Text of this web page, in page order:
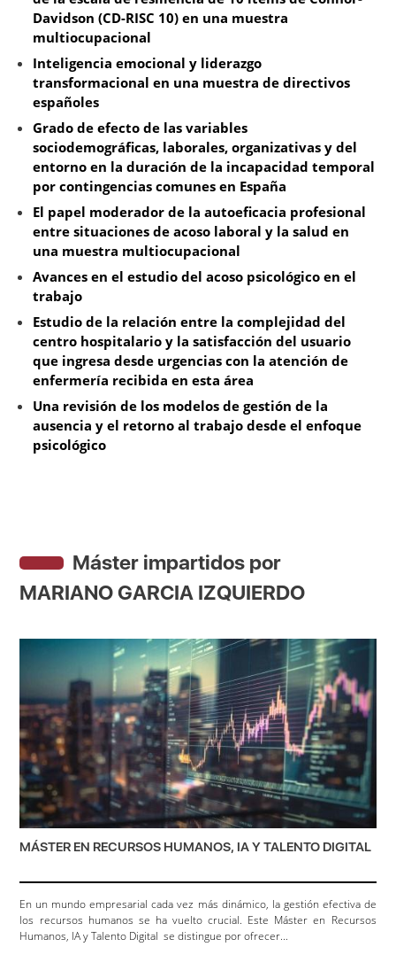
Davidson (CD-RISC 10) en una muestra
multiocupacional
Inteligencia emocional y liderazgo
transformacional en una muestra de directivos
españoles
Grado de efecto de las variables
sociodemográficas, laborales, organizativas y del
entorno en la duración de la incapacidad temporal
por contingencias comunes en España
El papel moderador de la autoeficacia profesional
entre situaciones de acoso laboral y la salud en
una muestra multiocupacional
Avances en el estudio del acoso psicológico en el
trabajo
Estudio de la relación entre la complejidad del
centro hospitalario y la satisfacción del usuario
que ingresa desde urgencias con la atención de
enfermería recibida en esta área
Una revisión de los modelos de gestión de la
ausencia y el retorno al trabajo desde el enfoque
psicológico
Máster impartidos por
MARIANO GARCIA IZQUIERDO
MÁSTER EN RECURSOS HUMANOS, IA Y TALENTO DIGITAL
En un mundo empresarial cada vez más dinámico, la gestión efectiva de
los recursos humanos se ha vuelto crucial. Este Máster en Recursos
Humanos, IA y Talento Digital se distingue por ofrecer...